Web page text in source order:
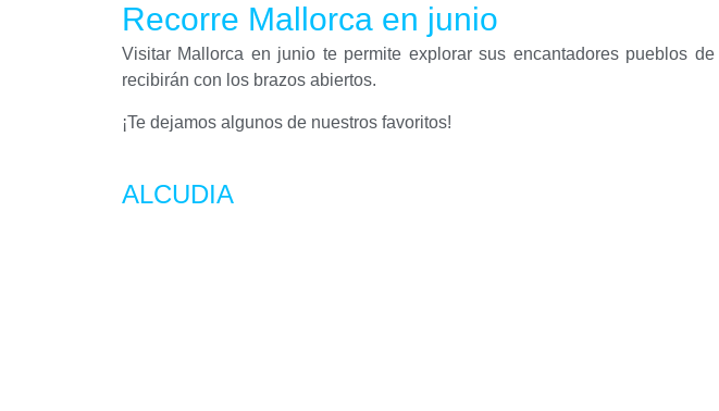
Recorre Mallorca en junio
Visitar Mallorca en junio te permite explorar sus encantadores pueblos
recibirán con los brazos abiertos.
¡Te dejamos algunos de nuestros favoritos!
ALCUDIA